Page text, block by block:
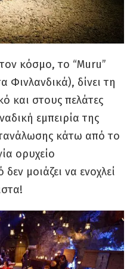
κόσμο, το “Muru”
Φινλανδικά), δίνει τη
και στους πελάτες
εμπειρία της
κάτω από το
ορυχείο
μοιάζει να ενοχλεί